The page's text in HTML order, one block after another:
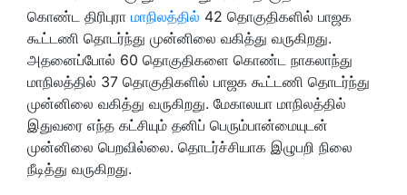
கொண்ட திரிபுரா மாநிலத்தில் 42 தொகுதிகளில் பாஜக
கூட்டணி தொடர்ந்து முன்னிலை வகித்து வருகிறது.
அதனைப்போல் 60 தொகுதிகளை கொண்ட நாகலாந்து
மாநிலத்தில் 37 தொகுதிகளில் பாஜக கூட்டணி தொடர்ந்து
முன்னிலை வகித்து வருகிறது. மேகாலயா மாநிலத்தில்
இதுவரை எந்த கட்சியும் தனிப் பெரும்பான்மையுடன்
முன்னிலை பெறவில்லை. தொடர்ச்சியாக இழுபறி நிலை
நீடித்து வருகிறது.